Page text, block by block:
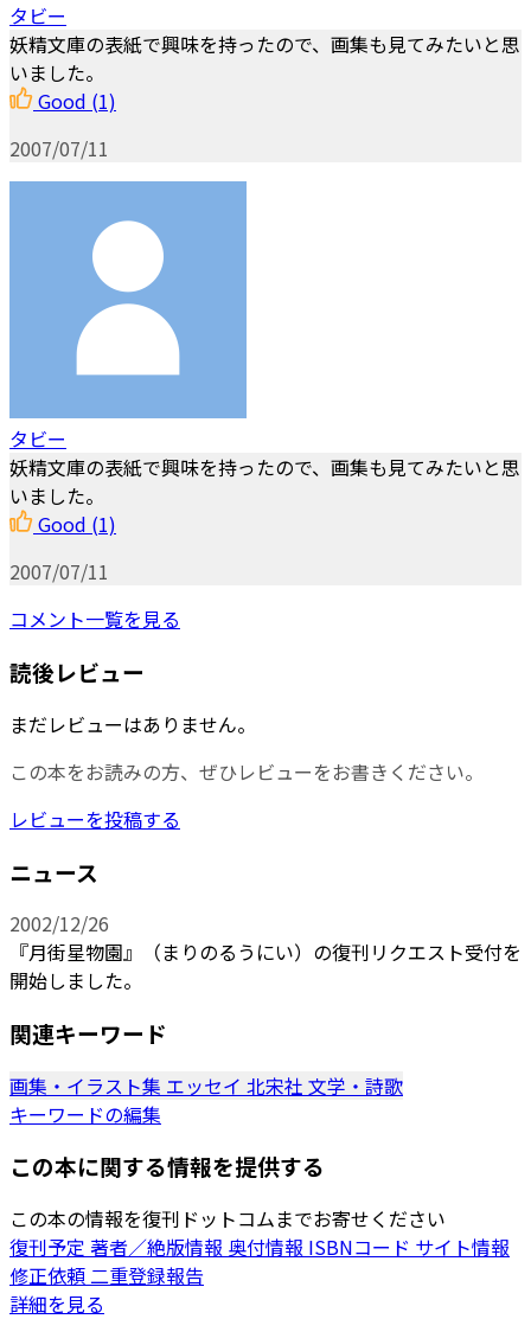
タビー
妖精文庫の表紙で興味を持ったので、画集も見てみたいと思
いました。
Good (1)
2007/07/11
タビー
妖精文庫の表紙で興味を持ったので、画集も見てみたいと思
いました。
Good (1)
2007/07/11
コメント一覧を見る
読後レビュー
まだレビューはありません。
この本をお読みの方、ぜひレビューをお書きください。
レビューを投稿する
ニュース
2002/12/26
『月街星物園』（まりのるうにい）の復刊リクエスト受付を
開始しました。
関連キーワード
画集・イラスト集 エッセイ 北宋社 文学・詩歌
キーワードの編集
この本に関する情報を提供する
この本の情報を復刊ドットコムまでお寄せください
復刊予定 著者／絶版情報 奥付情報 ISBNコード サイト情報
修正依頼二重登録報告
詳細を見る